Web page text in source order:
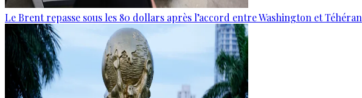
Le Brent repasse sous les 80 dollars après l’accord entre Washington et Téhéran